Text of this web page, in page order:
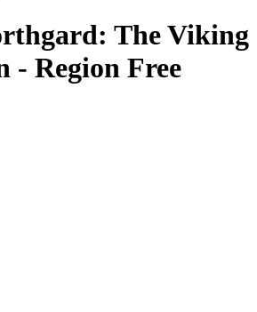
The Viking
- Region Free